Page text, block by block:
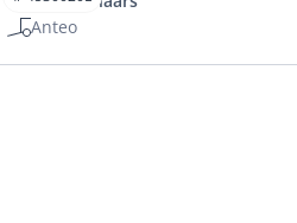
Anteo